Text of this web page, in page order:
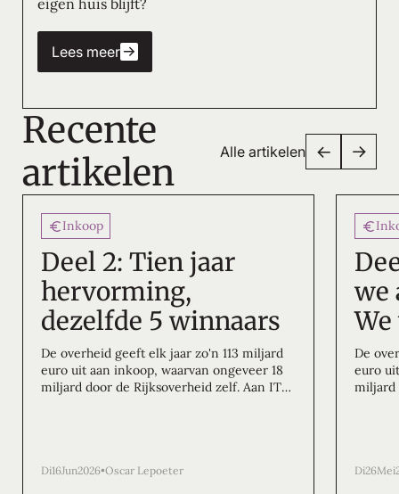
eigen huis blijft?
Lees meer
Recente
artikelen
Alle artikelen
Inkoop
Deel 2: Tien jaar
hervorming,
dezelfde 5 winnaars
De overheid geeft elk jaar zo'n 113 miljard
euro uit aan inkoop, waarvan ongeveer 18
miljard door de Rijksoverheid zelf. Aan IT
minder afhankelijkheid.
Di16Jun2026•Oscar Lepoeter
we
De
euro
miljard
meer
Di26Mei